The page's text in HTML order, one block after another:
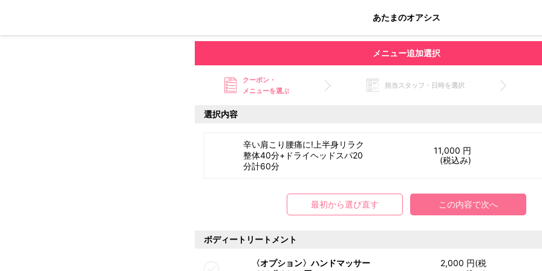
あたまのオアシス
メニュー追加選択
クーポン・
メニューを選ぶ
担当スタッフ・日時を選択
選択内容
辛い肩こり腰痛に!上半身リラク
整体40分+ドライヘッドスパ20
分計60分
11,000 円
(税込み)
最初から選び直す この内容で次へ
ボディートリートメント
〈オプション〉ハンドマッサー
2,000 円(税